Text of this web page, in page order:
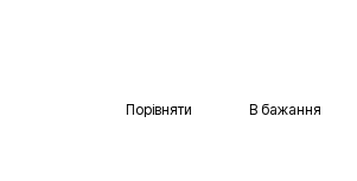
Порівняти В бажання